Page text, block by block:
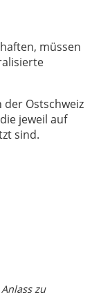
müssen
der Ostschweiz
jeweil auf
sind.
zu